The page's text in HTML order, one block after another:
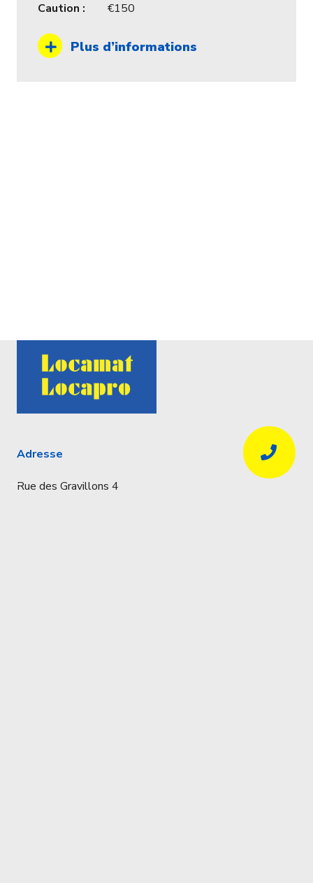
Caution :
150
Plus d’informations
Adresse
Rue des Gravillons 4